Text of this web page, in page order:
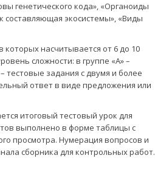
генетического кода», «Органоиды
составляющая экосистемы», «Виды
насчитывается от 6 до 10
сложности: в группе «A» –
тестовые задания с двумя и более
ответ в виде предложения или
итоговый тестовый урок для
выполнено в форме таблицы с
просмотра. Нумерация вопросов и
сборника для контрольных работ.